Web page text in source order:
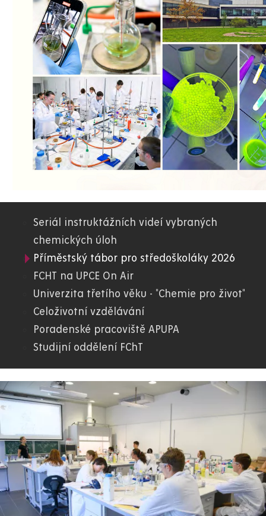
05.
FChT
Seriál instruktážních videí vybraných
chemických úloh
Příměstský tábor pro středoškoláky 2026
FCHT na UPCE On Air
Univerzita třetího věku - "Chemie pro život"
Celoživotní vzdělávání
Poradenské pracoviště APUPA
Studijní oddělení FChT